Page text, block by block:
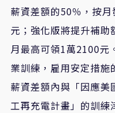
薪資差額的50％ ，按
元；強化版將提升補助
月最高可領1萬2100元
業訓練，雇用安定措施
薪資差額內與「因應美
工再充電計畫」的訓練